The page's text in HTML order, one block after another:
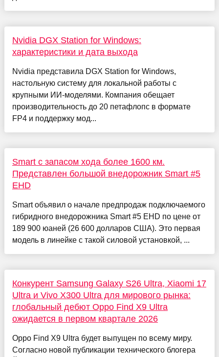
Nvidia DGX Station for Windows:
характеристики и дата выхода
Nvidia представила DGX Station for Windows,
настольную систему для локальной работы с
крупными ИИ-моделями. Компания обещает
производительность до 20 петафлопс в формате
FP4 и поддержку мод...
Smart с запасом хода более 1600 км.
Представлен большой внедорожник Smart #5
EHD
Smart объявил о начале предпродаж подключаемого
гибридного внедорожника Smart #5 EHD по цене от
189 900 юаней (26 600 долларов США). Это первая
модель в линейке с такой силовой установкой, ...
Конкурент Samsung Galaxy S26 Ultra, Xiaomi 17
Ultra и Vivo X300 Ultra для мирового рынка:
глобальный дебют Oppo Find X9 Ultra
ожидается в первом квартале 2026
Oppo Find X9 Ultra будет выпущен по всему миру.
Согласно новой публикации технического блогера